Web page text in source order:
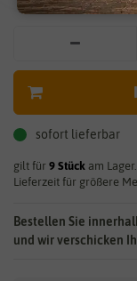
sofort lieferbar
gilt für 9 Stück am Lager.
Lieferzeit für größere
Bestellen Sie
und wir verschicken